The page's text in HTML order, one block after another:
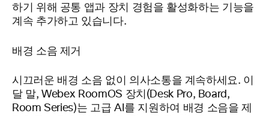
하기 위해 공통 앱과 장치 경험을 활성화하는 기능을
계속 추가하고 있습니다.
배경 소음 제거
시끄러운 배경 소음 없이 의사소통을 계속하세요. 이
달 말, Webex RoomOS 장치(Desk Pro, Board,
Room Series)는 고급 AI를 지원하여 배경 소음을 제